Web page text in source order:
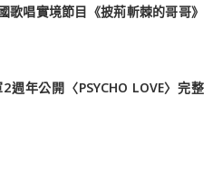
歌唱實境節目《披荊斬棘的哥哥》
週年公開〈PSYCHO LOVE〉完整